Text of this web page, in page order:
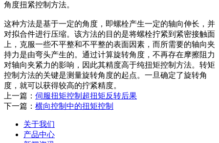
角度扭紧控制方法。
这种方法是基于一定的角度，即螺栓产生一定的轴向伸长，并
对拟合件进行压缩。该方法的目的是将螺栓拧紧到紧密接触面
上，克服一些不平整和不平整的表面因素，而所需要的轴向夹
持力是由弯头产生的。通过计算旋转角度，不再存在摩擦阻力
对轴向夹紧力的影响，因此其精度高于纯扭矩控制方法。转矩
控制方法的关键是测量旋转角度的起点。一旦确定了旋转角
度，就可以获得较高的拧紧精度。
上一篇： 伺服扭矩控制超扭矩反转后果
下一篇： 横向控制中的扭矩控制
关于我们
产品中心